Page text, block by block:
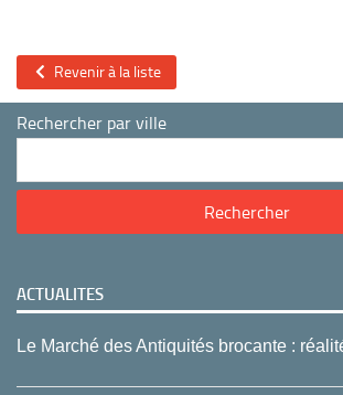
Revenir à la liste
Rechercher par ville
ACTUALITES
Le Marché des Antiquités brocante :